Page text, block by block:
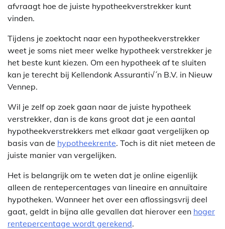
afvraagt hoe de juiste hypotheekverstrekker kunt
vinden.
Tijdens je zoektocht naar een hypotheekverstrekker
weet je soms niet meer welke hypotheek verstrekker je
het beste kunt kiezen. Om een hypotheek af te sluiten
kan je terecht bij Kellendonk Assuranti√´n B.V. in Nieuw
Vennep.
Wil je zelf op zoek gaan naar de juiste hypotheek
verstrekker, dan is de kans groot dat je een aantal
hypotheekverstrekkers met elkaar gaat vergelijken op
basis van de hypotheekrente. Toch is dit niet meteen de
juiste manier van vergelijken.
Het is belangrijk om te weten dat je online eigenlijk
alleen de rentepercentages van lineaire en annuïtaire
hypotheken. Wanneer het over een aflossingsvrij deel
gaat, geldt in bijna alle gevallen dat hierover een hoger
rentepercentage wordt gerekend.